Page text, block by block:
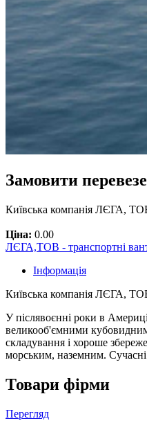
Замовити
Київська компанія ЛЄГА,
Ціна: 0.00
ЛЄГА,ТОВ - транспортні
Інформація
Київська компанія ЛЄГА,
У післявоєнні роки в
великооб'ємними
складування і хороше
морським, наземним. Сучасні
Товари фірми
Перегляд